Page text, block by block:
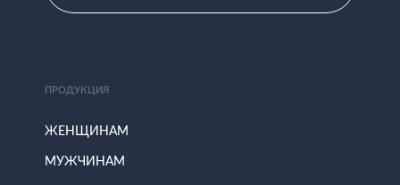
ПРОДУКЦИЯ
ЖЕНЩИНАМ
МУЖЧИНАМ